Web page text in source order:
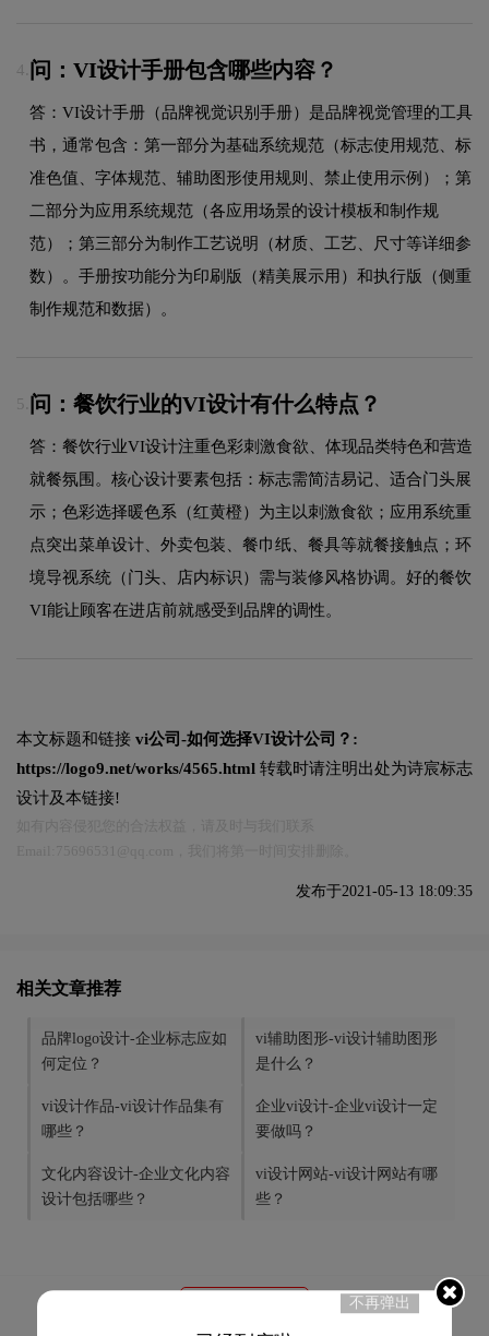
4. 问：VI设计手册包含哪些内容？
答：VI设计手册（品牌视觉识别手册）是品牌视觉管理的工具
书，通常包含：第一部分为基础系统规范（标志使用规范、标
准色值、字体规范、辅助图形使用规则、禁止使用示例）；第
二部分为应用系统规范（各应用场景的设计模板和制作规
范）；第三部分为制作工艺说明（材质、工艺、尺寸等详细参
数）。手册按功能分为印刷版（精美展示用）和执行版（侧重
制作规范和数据）。
5. 问：餐饮行业的VI设计有什么特点？
答：餐饮行业VI设计注重色彩刺激食欲、体现品类特色和营造
就餐氛围。核心设计要素包括：标志需简洁易记、适合门头展
示；色彩选择暖色系（红黄橙）为主以刺激食欲；应用系统重
点突出菜单设计、外卖包装、餐巾纸、餐具等就餐接触点；环
境导视系统（门头、店内标识）需与装修风格协调。好的餐饮
VI能让顾客在进店前就感受到品牌的调性。
本文标题和链接 vi公司-如何选择VI设计公司？:
https://logo9.net/works/4565.html 转载时请注明出处为诗宸标志
设计及本链接!
发布于2021-05-13 18:09:35
相关文章推荐
品牌logo设计-企业标志应如
何定位？
vi辅助图形-vi设计辅助图形
是什么？
vi设计作品-vi设计作品集有
哪些？
企业vi设计-企业vi设计一定
要做吗？
文化内容设计-企业文化内容
设计包括哪些？
vi设计网站-vi设计网站有哪
些？
不再弹出